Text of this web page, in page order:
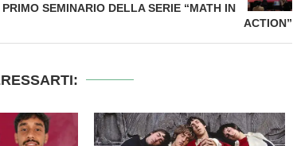
PRIMO SEMINARIO DELLA SERIE “MATH IN
ACTION”